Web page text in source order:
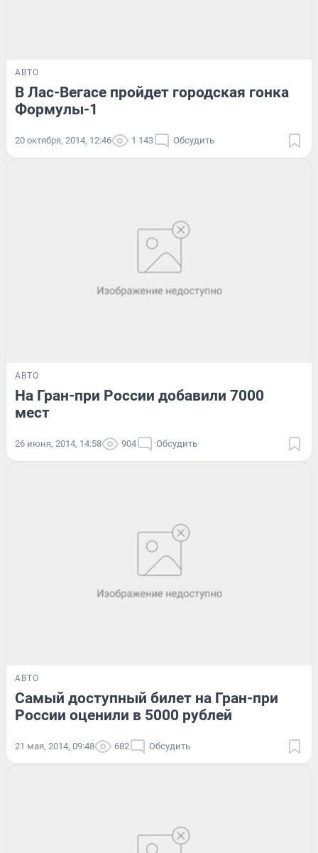
АВТО
В Лас-Вегасе пройдет городская гонка
Формулы-1
20 октября, 2014, 12:46 1 143 Обсудить
АВТО
На Гран-при России добавили 7000
мест
26 июня, 2014, 14:58 904 Обсудить
АВТО
Самый доступный билет на Гран-при
России оценили в 5000 рублей
21 мая, 2014, 09:48 682 Обсудить